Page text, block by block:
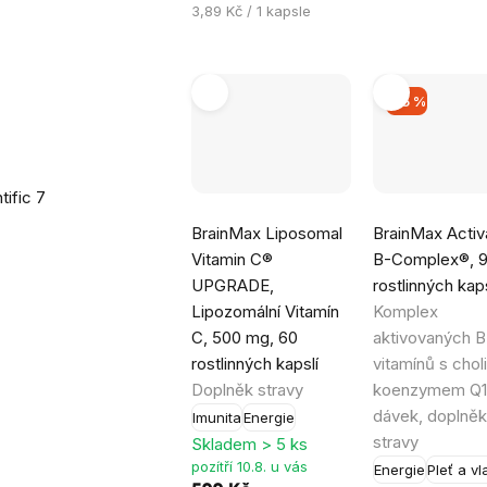
7
Měrná
3,89 Kč / 1 kapsle
BrainMax Liposomal
Vitamin C®
UPGRADE,
Lipozomální Vitamín
C, 500 mg, 60
rostlinných kapslí
Doplněk stravy
ImunitaEnergie
hodnocení
produktu
je
5,0
z
5
hvězdiček.
Skladem > 5 ks
pozítří 10.8. u vás
–15 %
BrainMax
B-Complex®,
rostlinných
Komplex
aktivovaných B
vitamínů s
koenzymem
dávek, doplněk
stravy
EnergiePleť a
hodnocení
produktu
je
5,0
z
5
hvězdiček.